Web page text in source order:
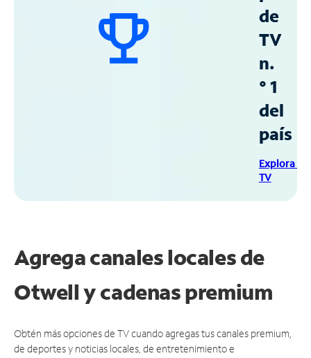
de
TV
n.
° 1
del
país
Explora
TV
Agrega canales locales de
Otwell y cadenas premium
Obtén más opciones de TV cuando agregas tus canales premium,
de deportes y noticias locales, de entretenimiento e